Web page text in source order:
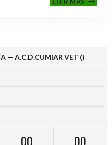
LEER MÁS
2024-
— A.C.D.CUMIAR VET ()
00 00